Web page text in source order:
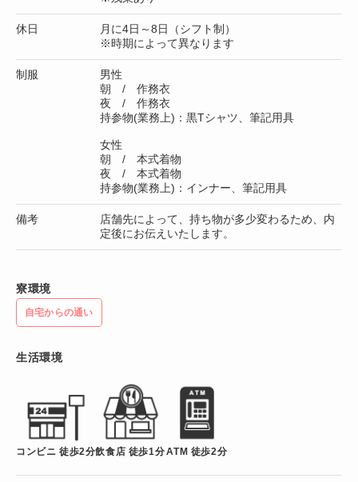
休日
月に4日～8日（シフト制）
※時期によって異なります
制服
男性
朝 / 作務衣
夜 / 作務衣
持参物(業務上)：黒Tシャツ、筆記用具
女性
朝 / 本式着物
夜 / 本式着物
持参物(業務上)：インナー、筆記用具
備考
店舗先によって、持ち物が多少変わるため、内
定後にお伝えいたします。
寮環境
自宅からの通い
生活環境
コンビニ 徒歩2分飲食店 徒歩1分ATM 徒歩2分